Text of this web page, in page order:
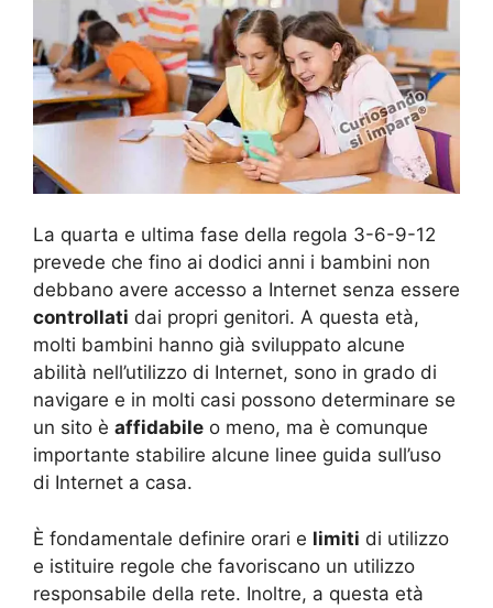
La quarta e ultima fase della regola 3-6-9-12
prevede che fino ai dodici anni i bambini non
debbano avere accesso a Internet senza essere
controllati dai propri genitori. A questa età,
molti bambini hanno già sviluppato alcune
abilità nell’utilizzo di Internet, sono in grado di
navigare e in molti casi possono determinare se
un sito è affidabile o meno, ma è comunque
importante stabilire alcune linee guida sull’uso
di Internet a casa.
È fondamentale definire orari e limiti di utilizzo
e istituire regole che favoriscano un utilizzo
responsabile della rete. Inoltre, a questa età